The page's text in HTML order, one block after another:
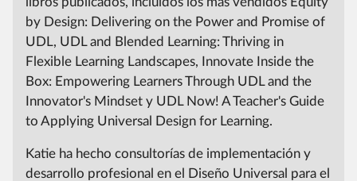
by Design: Delivering on the Power and Promise of
UDL, UDL and Blended Learning:Thriving in
Flexible Learning Landscapes, Innovate Inside the
Box: Empowering Learners Through UDL and the
Innovator's Mindset y UDL Now! A Teacher's Guide
to Applying Universal Design for Learning.
Katie ha hecho consultorías de implementación y
desarrollo profesional en el Diseño Universal para el